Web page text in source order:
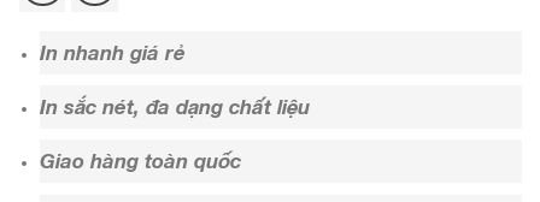
In nhanh giá rẻ
In sắc nét, đa dạng chất liệu
Giao hàng toàn quốc